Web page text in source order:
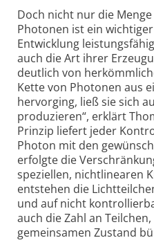
Doch nicht nur die
Photonen ist ein
Entwicklung
auch die Art ihrer
deutlich von
Kette von Photonen aus
hervorging, ließ sie sich
produzieren“, erklärt
Prinzip liefert jeder
Photon mit den
erfolgte die
speziellen, nichtlinearen
entstehen die
und auf nicht
auch die Zahl an
gemeinsamen Zustand